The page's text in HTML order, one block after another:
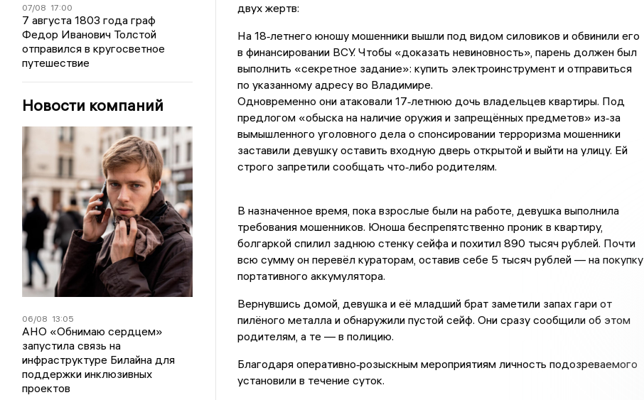
07/08 17:00
7 августа 1803 года граф
Федор Иванович Толстой
отправился в кругосветное
путешествие
Новости компаний
06/08 13:05
АНО «Обнимаю сердцем»
запустила связь на
инфраструктуре Билайна для
поддержки инклюзивных
проектов
двух жертв:
На 18‑летнего юношу мошенники вышли под видом силовиков и обвинили его
в финансировании ВСУ. Чтобы «доказать невиновность», парень должен был
выполнить «секретное задание»: купить электроинструмент и отправиться
по указанному адресу во Владимире.
Одновременно они атаковали 17‑летнюю дочь владельцев квартиры. Под
предлогом «обыска на наличие оружия и запрещённых предметов» из‑за
вымышленного уголовного дела о спонсировании терроризма мошенники
заставили девушку оставить входную дверь открытой и выйти на улицу. Ей
строго запретили сообщать что‑либо родителям.
В назначенное время, пока взрослые были на работе, девушка выполнила
требования мошенников. Юноша беспрепятственно проник в квартиру,
болгаркой спилил заднюю стенку сейфа и похитил 890 тысяч рублей. Почти
всю сумму он перевёл кураторам, оставив себе 5 тысяч рублей — на покупку
портативного аккумулятора.
Вернувшись домой, девушка и её младший брат заметили запах гари от
пилёного металла и обнаружили пустой сейф. Они сразу сообщили об этом
родителям, а те — в полицию.
Благодаря оперативно‑розыскным мероприятиям личность подозреваемого
установили в течение суток.